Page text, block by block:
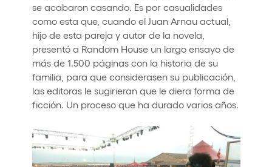
se acabaron casando. Es por casualidades
como esta que, cuando el Juan Arnau actual,
hijo de esta pareja y autor de la novela,
presentó a Random House un largo ensayo de
más de 1.500 páginas con la historia de su
familia, para que considerasen su publicación,
las editoras le sugirieran que le diera forma de
ficción. Un proceso que ha durado varios años.